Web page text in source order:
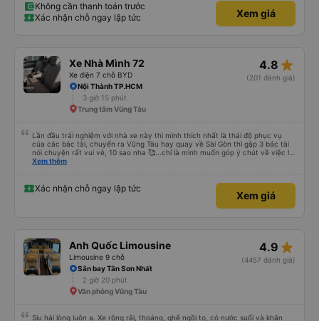
Không cần thanh toán trước
Xác nhận chỗ ngay lập tức
Xem giá
Xe Nhà Mình 72
Xe điện 7 chỗ BYD
4.8 star_rate
(201 đánh giá)
Nội Thành TP.HCM
3 giờ 15 phút
Trung tâm Vũng Tàu
Lần đầu trải nghiệm với nhà xe này thì mình thích nhất là thái độ phục vụ
của các bác tài, chuyến ra Vũng Tàu hay quay về Sài Gòn thì gặp 3 bác tài
nói chuyện rất vui vẻ, 10 sao nha 🥰...chỉ là mình muốn góp ý chút về việc lái
xe, mặc dù mình nghĩ chắc mấy bác tài cũng thuộc dạng vững tay lái nên
là gì thì mình cũng mong các bác tài luôn cẩn thận vì sự an toàn của bản
thân và nhg hành khách trên xe là ok, lần sau có dịp mình sẽ tiếp tục ủng hộ
nhà xe, chúc nhà xe luôn làm ăn phát đạt và luôn giữ vững phong độ phục
Xem thêm
Xác nhận chỗ ngay lập tức
Xem giá
Anh Quốc Limousine
Limousine 9 chỗ
4.9 star_rate
(4457 đánh giá)
Sân bay Tân Sơn Nhất
2 giờ 20 phút
Văn phòng Vũng Tàu
Siu hài lòng luôn ạ. Xe rộng rãi, thoáng, ghế ngồi to, có nước suối và khăn